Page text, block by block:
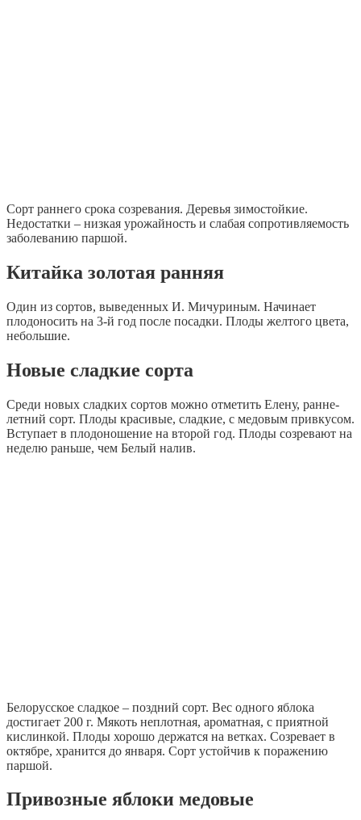
Сорт раннего срока созревания. Деревья зимостойкие.
Недостатки – низкая урожайность и слабая сопротивляемость
заболеванию паршой.
Китайка золотая ранняя
Один из сортов, выведенных И. Мичуриным. Начинает
плодоносить на 3-й год после посадки. Плоды желтого цвета,
небольшие.
Новые сладкие сорта
Среди новых сладких сортов можно отметить Елену, ранне-
летний сорт. Плоды красивые, сладкие, с медовым привкусом.
Вступает в плодоношение на второй год. Плоды созревают на
неделю раньше, чем Белый налив.
Белорусское сладкое – поздний сорт. Вес одного яблока
достигает 200 г. Мякоть неплотная, ароматная, с приятной
кислинкой. Плоды хорошо держатся на ветках. Созревает в
октябре, хранится до января. Сорт устойчив к поражению
паршой.
Привозные яблоки медовые